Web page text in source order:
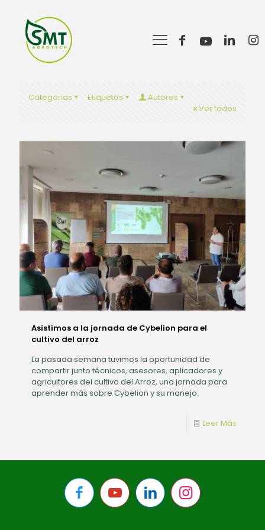
Categorias Etiquetas
Autores
Ver todos
Asistimos a la jornada de Cybelion para el
cultivo del arroz
La pasada semana tuvimos la oportunidad de
compartir junto técnicos, asesores, aplicadores y
agricultores del cultivo del Arroz, una jornada para
aprender más sobre Cybelion y su manejo.
Leer Más